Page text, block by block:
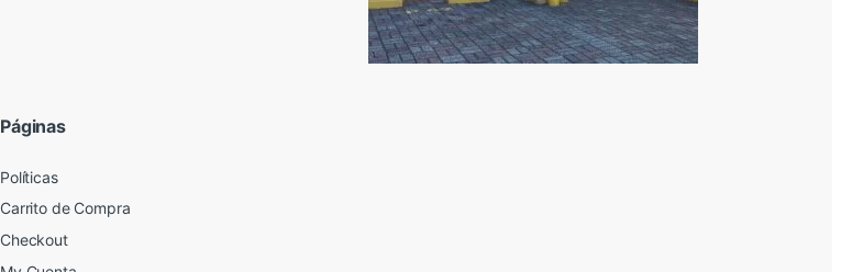
Páginas
Políticas
Carrito de Compra
Checkout